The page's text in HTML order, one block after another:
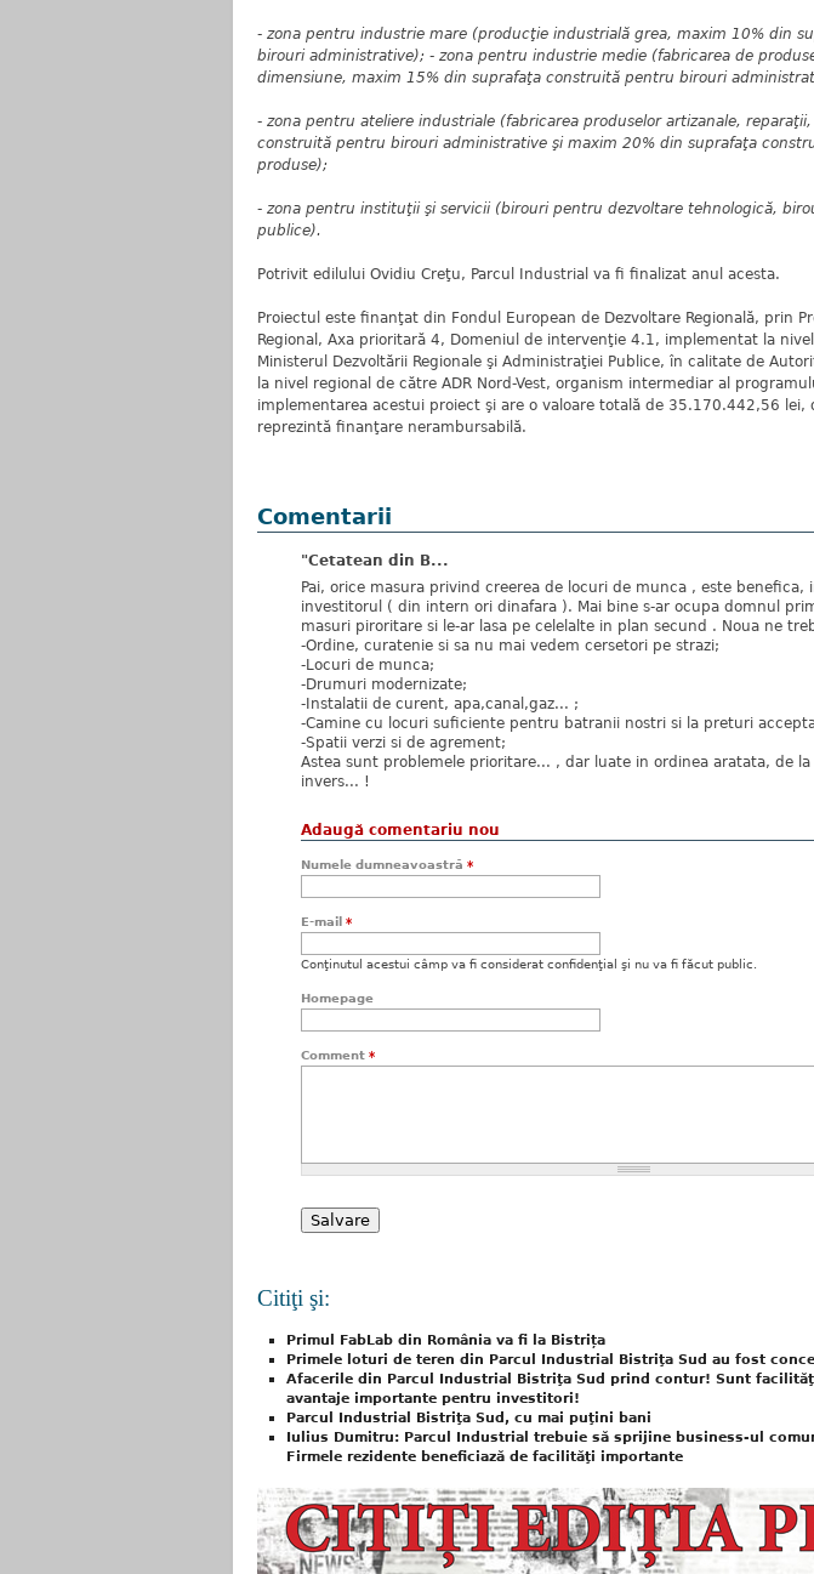
- zona pentru industrie mare (producţie industrială grea, maxim 10% din
birouri administrative); - zona pentru industrie medie (fabricarea de
dimensiune, maxim 15% din suprafaţa construită pentru birouri
- zona pentru ateliere industriale (fabricarea produselor artizanale,
construită pentru birouri administrative şi maxim 20% din suprafaţa
produse);
- zona pentru instituţii şi servicii (birouri pentru dezvoltare tehnologică,
publice).
Potrivit edilului Ovidiu Creţu, Parcul Industrial va fi finalizat anul acesta.
Proiectul este finanţat din Fondul European de Dezvoltare Regională, prin
Regional, Axa prioritară 4, Domeniul de intervenţie 4.1, implementat la
Ministerul Dezvoltării Regionale şi Administraţiei Publice, în calitate de
la nivel regional de către ADR Nord-Vest, organism intermediar al
implementarea acestui proiect şi are o valoare totală de 35.170.442,56
reprezintă finanţare nerambursabilă.
Comentarii
"Cetatean din B...
Pai, orice masura privind creerea de locuri de munca , este benefica,
investitorul ( din intern ori dinafara ). Mai bine s-ar ocupa domnul
masuri piroritare si le-ar lasa pe celelalte in plan secund . Noua ne
-Ordine, curatenie si sa nu mai vedem cersetori pe strazi;
-Locuri de munca;
-Drumuri modernizate;
-Instalatii de curent, apa,canal,gaz... ;
-Camine cu locuri suficiente pentru batranii nostri si la preturi
-Spatii verzi si de agrement;
Astea sunt problemele prioritare... , dar luate in ordinea aratata, de
invers... !
Adaugă comentariu nou
Numele dumneavoastră *
E-mail *
Conţinutul acestui câmp va fi considerat confidenţial şi nu va fi făcut public.
Homepage
Comment *
Citiţi şi:
Primul FabLab din România va fi la Bistrița
Primele loturi de teren din Parcul Industrial Bistriţa Sud au fost
Afacerile din Parcul Industrial Bistriţa Sud prind contur! Sunt
avantaje importante pentru investitori!
Parcul Industrial Bistriţa Sud, cu mai puţini bani
Iulius Dumitru: Parcul Industrial trebuie să sprijine business-ul
Firmele rezidente beneficiază de facilităţi importante